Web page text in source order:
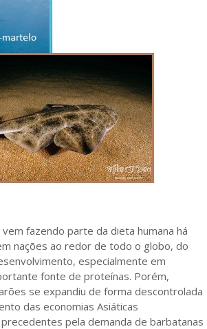
fazendo parte da dieta humana há
nações ao redor de todo o globo, do
especialmente em
fonte de proteínas. Porém,
se expandiu de forma descontrolada
das economias Asiáticas
pela demanda de barbatanas